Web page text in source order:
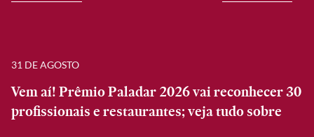
31 DE AGOSTO
Vem aí! Prêmio Paladar 2026 vai reconhecer 30
profissionais e restaurantes; veja tudo sobre